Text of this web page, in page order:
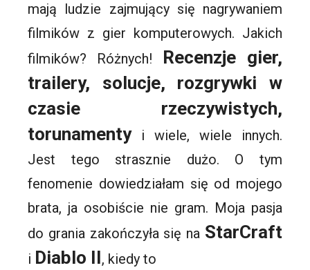
mają ludzie zajmujący się nagrywaniem
filmików z gier komputerowych. Jakich
filmików? Różnych! Recenzje gier,
trailery, solucje, rozgrywki w
czasie rzeczywistych,
torunamentyi wiele, wiele innych.
Jest tego strasznie dużo. O tym
fenomenie dowiedziałam się od mojego
brata, ja osobiście nie gram. Moja pasja
do grania zakończyła się na StarCraft
i Diablo II, kiedy to